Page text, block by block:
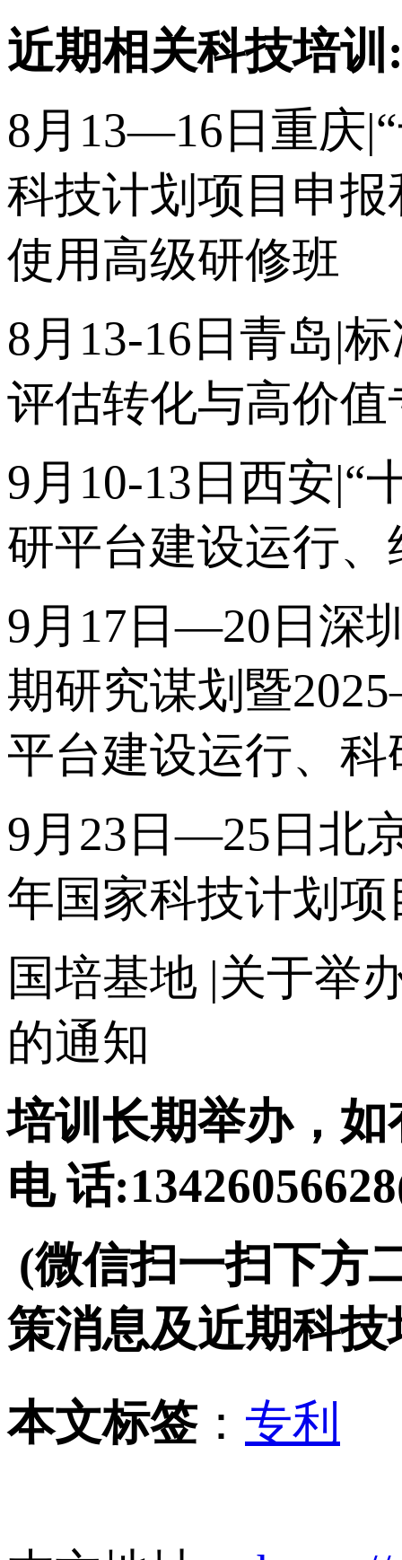
近期相关科技培训
8月13—16日重庆
科技计划项目申
使用高级研修班
8月13-16日青岛|
评估转化与高价
9月10-13日西安|“
研平台建设运行
9月17日—20日深
期研究谋划暨
平台建设运行、
9月23日—25日北
年国家科技计划
国培基地 |关于举
的通知
培训长期举办，
电 话
(微信扫一扫下方
策消息及近期科
本文标签： 专利